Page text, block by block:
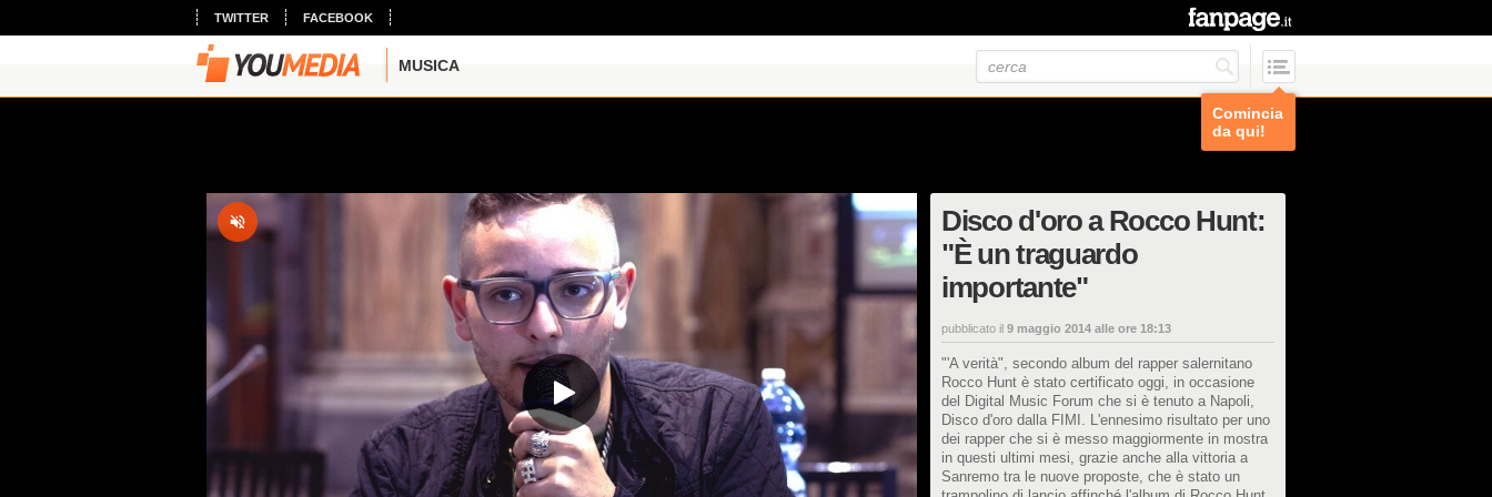
TWITTER FACEBOOK
MUSICA
Comincia
da qui!
Disco d'oro a Rocco Hunt:
"È un traguardo
importante"
pubblicato il 9 maggio 2014 alle ore 18:13
"'A verità", secondo album del rapper salernitano
Rocco Hunt è stato certificato oggi, in occasione
del Digital Music Forum che si è tenuto a Napoli,
Disco d'oro dalla FIMI. L'ennesimo risultato per uno
dei rapper che si è messo maggiormente in mostra
in questi ultimi mesi, grazie anche alla vittoria a
Sanremo tra le nuove proposte, che è stato un